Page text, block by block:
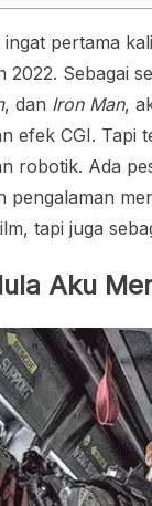
ingat pertama
2022. Sebagai
, dan Iron Man,
efek CGI. Tapi
robotik. Ada
pengalaman
tapi juga
Aku